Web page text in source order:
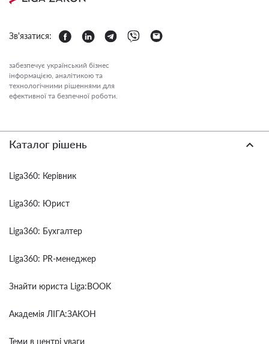
Зв'язатися:
забезпечує український бізнес
інформацією, аналітикою та
технологічними рішеннями для
ефективної та безпечної роботи.
Каталог рішень
Liga360: Керівник
Liga360: Юрист
Liga360: Бухгалтер
Liga360: PR-менеджер
Знайти юриста Liga:BOOK
Академія ЛІГА:ЗАКОН
Теми в центрі уваги